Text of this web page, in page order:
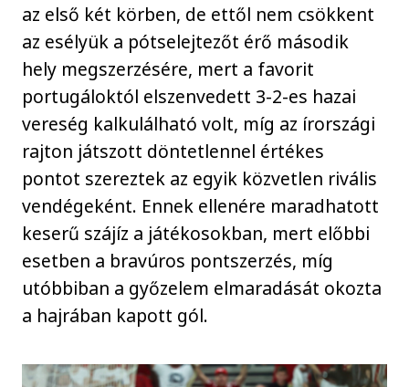
az első két körben, de ettől nem csökkent
az esélyük a pótselejtezőt érő második
hely megszerzésére, mert a favorit
portugáloktól elszenvedett 3-2-es hazai
vereség kalkulálható volt, míg az írországi
rajton játszott döntetlennel értékes
pontot szereztek az egyik közvetlen rivális
vendégeként. Ennek ellenére maradhatott
keserű szájíz a játékosokban, mert előbbi
esetben a bravúros pontszerzés, míg
utóbbiban a győzelem elmaradását okozta
a hajrában kapott gól.